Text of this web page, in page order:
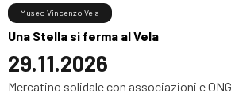
Una Stella si ferma al Vela
29.11.2026
Museo Vincenzo Vela
Mercatino solidale con associazioni e